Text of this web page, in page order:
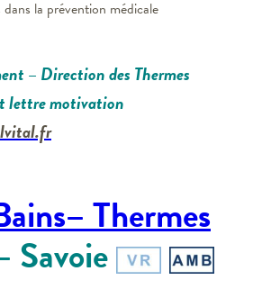
la prévention médicale
– Direction des Thermes
lettre motivation
Thermes
Savoie